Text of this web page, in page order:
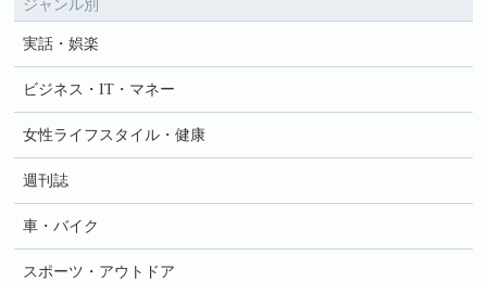
ジャンル別
実話・娯楽
ビジネス・IT・マネー
女性ライフスタイル・健康
週刊誌
車・バイク
スポーツ・アウトドア